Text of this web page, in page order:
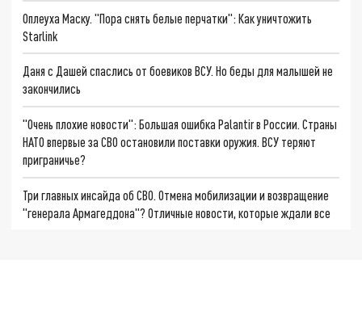
Оплеуха Маску. "Пора снять белые перчатки": Как уничтожить
Starlink
Даня с Дашей спаслись от боевиков ВСУ. Но беды для малышей не
закончились
"Очень плохие новости": Большая ошибка Palantir в России. Страны
НАТО впервые за СВО остановили поставки оружия. ВСУ теряют
приграничье?
Три главных инсайда об СВО. Отмена мобилизации и возвращение
"генерала Армагеддона"? Отличные новости, которые ждали все